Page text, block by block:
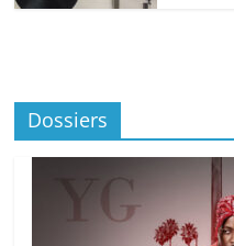
Dossiers